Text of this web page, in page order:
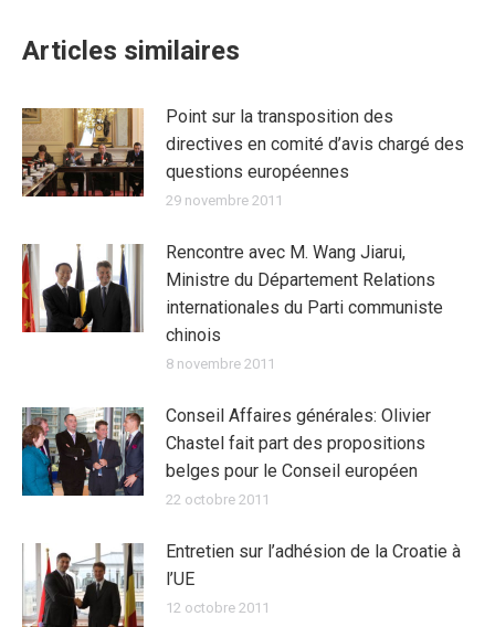
Articles similaires
Point sur la transposition des
directives en comité d’avis chargé des
questions européennes
29 novembre 2011
Rencontre avec M. Wang Jiarui,
Ministre du Département Relations
internationales du Parti communiste
chinois
8 novembre 2011
Conseil Affaires générales: Olivier
Chastel fait part des propositions
belges pour le Conseil européen
22 octobre 2011
Entretien sur l’adhésion de la Croatie à
l’UE
12 octobre 2011